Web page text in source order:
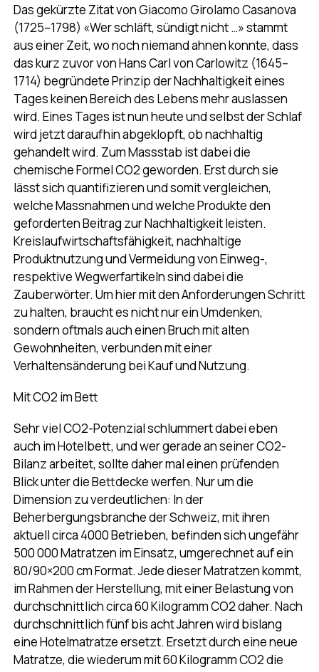
Das gekürzte Zitat von Giacomo Girolamo Casanova
(1725–1798) «Wer schläft, sündigt nicht …» stammt
aus einer Zeit, wo noch niemand ahnen konnte, dass
das kurz zuvor von Hans Carl von Carlowitz (1645–
1714) begründete Prinzip der Nachhaltigkeit eines
Tages keinen Bereich des Lebens mehr auslassen
wird. Eines Tages ist nun heute und selbst der Schlaf
wird jetzt daraufhin abgeklopft, ob nachhaltig
gehandelt wird. Zum Massstab ist dabei die
chemische Formel CO2 geworden. Erst durch sie
lässt sich quantifizieren und somit vergleichen,
welche Massnahmen und welche Produkte den
geforderten Beitrag zur Nachhaltigkeit leisten.
Kreislaufwirtschaftsfähigkeit, nachhaltige
Produktnutzung und Vermeidung von Einweg-,
respektive Wegwerfartikeln sind dabei die
Zauberwörter. Um hier mit den Anforderungen Schritt
zu halten, braucht es nicht nur ein Umdenken,
sondern oftmals auch einen Bruch mit alten
Gewohnheiten, verbunden mit einer
Verhaltensänderung bei Kauf und Nutzung.
Mit CO2 im Bett
Sehr viel CO2-Potenzial schlummert dabei eben
auch im Hotelbett, und wer gerade an seiner CO2-
Bilanz arbeitet, sollte daher mal einen prüfenden
Blick unter die Bettdecke werfen. Nur um die
Dimension zu verdeutlichen: In der
Beherbergungsbranche der Schweiz, mit ihren
aktuell circa 4000 Betrieben, befinden sich ungefähr
500 000 Matratzen im Einsatz, umgerechnet auf ein
80/90×200 cm Format. Jede dieser Matratzen kommt,
im Rahmen der Herstellung, mit einer Belastung von
durchschnittlich circa 60 Kilogramm CO2 daher. Nach
durchschnittlich fünf bis acht Jahren wird bislang
eine Hotelmatratze ersetzt. Ersetzt durch eine neue
Matratze, die wiederum mit 60 Kilogramm CO2 die